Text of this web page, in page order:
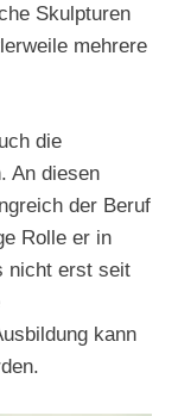
Skulpturen
mehrere
die
An diesen
der Beruf
Rolle er in
nicht erst seit
kann